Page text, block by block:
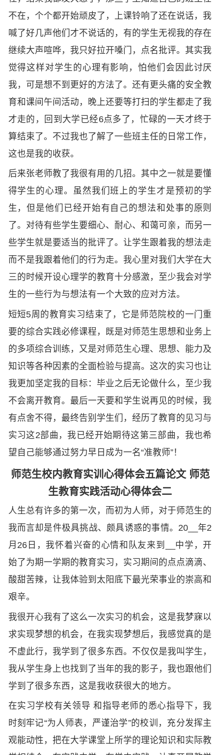
不在，个个都开始顽皮了，上课铃响了还在说话，我
喊了好几声他们才不说话的，有的学生无视我的存在
继续大声喧哗，我只好拉开嗓门，点名批评。其实我
觉得这样对学生的心理有影响，怕他们会因此讨厌
我，可是想不到更好的方法了。还有更头痛的安全教
育和课间午间活动，晚上还要等打扫的学生都走了我
才走的，回到大学已经6点多了，忙碌的一天才终于
算结束了。不过我也了解了一些班主任的日常工作，
这也是我的收获。
后来张老师教了我很有用的几招。其中之一就是要懂
得学生的心理。虽然我们班上的学生才是预初的学
生，但是他们已经开始有自己的想法和处事的原则
了。对待有些学生要细心、耐心、和蔼可亲，而另一
些学生就是要适当的批评了。让学生跟着我的想法走
而不是我跟着他们的行为走。我心里对我们大学在大
三的时候开设心理学的教育十分感激，至少我会对学
生的一些行为与想法有一个大致的应对方法。
短短5周的教育实习结束了，它是师范院校的一门重
要的综合实践必修课程，既是对师范生思想和业务上
的多项综合训练，又是对师范生心理、思想、能力及
知识等各种因素的全面检验与提高。这次的实习也让
我更加坚定我的目标：毕业之后无论做什么，至少我
不会离开教育。最后一天要和学生说再见的时候，我
有点舍不得，最终告别学生们，经历了教育的见习与
实习这2部曲，我已经开始期待这第三部曲，我也希
望自己能够通过努力早日成为一名“准教师”！
师范生校内教育实训心得体会五篇论文 师范
生教育实践活动心得体会二
人生总有许多的第一次，而初为人师，对于师范生的
我而言却是件极具挑战、颇具诱惑的事情。20__年2
月26日，我怀着兴奋的心情和队友来到__中学，开
始了为期一学期的教育实习，实习期间的点点滴滴、
酸甜苦辣，让我体验到太阳底下最光荣事业的崇高和
艰辛。
我很开心我有了这么一次实习的机会，这是我梦寐以
求实现梦想的机会，在我实现梦想后，我感觉真的是
不虚此行，我学到了很多东西。不仅仅是我叫学生，
我从学生身上也找到了当年的我的影子，我也跟他们
学到了很多东西，这是我收获很大的地方。
在实习学校有关领导 和指导老师的悉心指导下，我
时刻牢记“为人师表，严谨治学”的校训，充分发挥主
观能动性，把在大学课堂上所学的理论知识和实际教